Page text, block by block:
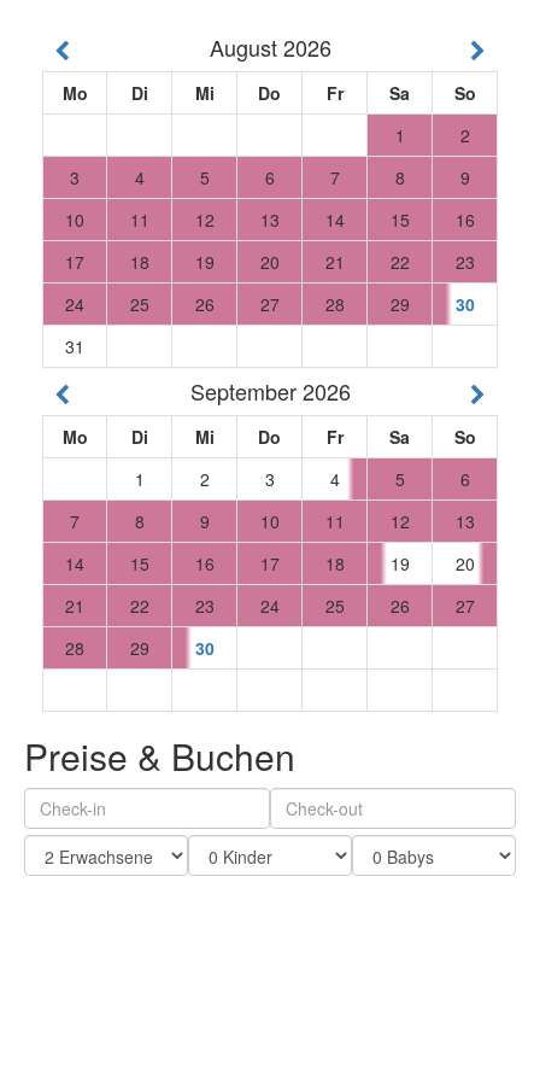
August 2026
Mo Di Mi Do Fr Sa
So
1
2
3
4 5 6 7 8
9
10
11 12 13 14 15
16
17
18 19 20 21 22
23
24
25 26 27 28 29
30
31
September 2026
Mo Di Mi Do Fr Sa
So
1
2 3 4 5
6
7
8 9 10 11 12
13
14
15 16 17 18 19
20
21
22 23 24 25 26
27
28
29 30
Preise & Buchen